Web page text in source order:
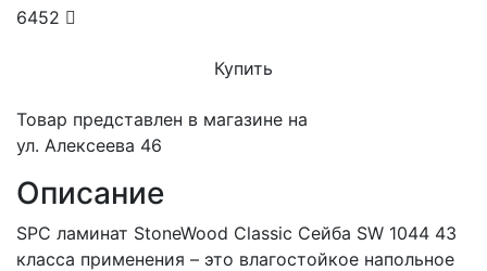
6452
Купить
Товар представлен в магазине на
ул. Алексеева 46
Описание
SPC ламинат StoneWood Classic Сейба SW 1044 43
класса применения – это влагостойкое напольное